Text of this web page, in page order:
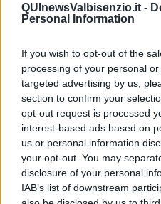
QUInewsValbisenzio.it -
Personal Information
If you wish to opt-out of the
processing of your personal
targeted advertising by us,
section to confirm your
opt-out request is processed
interest-based ads based on
us or personal information
your opt-out. You may
disclosure of your personal
IAB’s list of downstream
. —TOSCANA MEDIA
comunicazione integrata nata
nei settori della televisione,
del marketing.
La testata giornalistica"QUI"fa
localiQuiNews.neted
società di comunicazione
acquisite nei settori
promozione e del marketing.